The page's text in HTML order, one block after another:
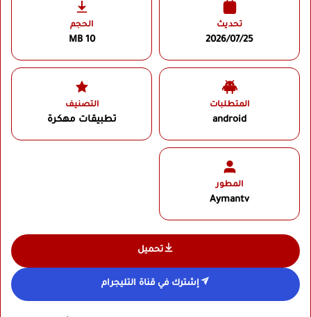
تحديث
2026/07/25
الحجم
10 MB
المتطلبات
android
التصنيف
تطبيقات مهكرة
المطور
Aymantv
تحميل
إشترك في قناة التليجرام